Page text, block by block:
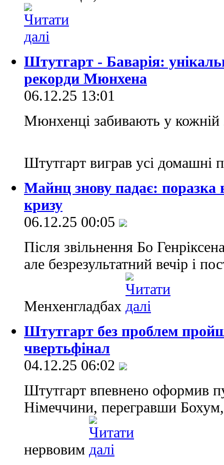
Штутгарт - Баварія:
рекорди Мюнхена
06.12.25 13:01
Мюнхенці забивають у кожній
Штутгарт виграв усі домашні
Майнц знову падає: поразка
кризу
06.12.25 00:05
Після звільнення Бо
але безрезультатний вечір і
Менхенгладбах
Штутгарт без проблем
чвертьфінал
04.12.25 06:02
Штутгарт впевнено оформив
Німеччини, перегравши
нервовим